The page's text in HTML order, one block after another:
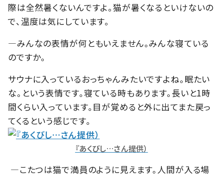
際は全然暑くないんですよ。猫が暑くなるといけないの
で、温度は気にしています。
―みんなの表情が何ともいえません。みんな寝ている
のですか。
サウナに入っているおっちゃんみたいですよね。眠たい
な。という表情です。寝ている時もあります。長いと1時
間くらい入っています。目が覚めると外に出てまた戻っ
てくるという感じです。
『あくびし…さん提供）
―こたつは猫で満員のように見えます。人間が入る場